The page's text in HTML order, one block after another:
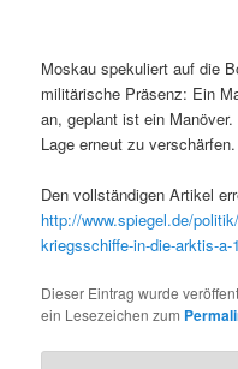
Moskau spekuliert auf die
militärische Präsenz: Ein
an, geplant ist ein
Lage erneut zu verschärfen.
Den vollständigen Artikel
http://www.spiegel.de/
kriegsschiffe-in-die-arktis-a-
Dieser Eintrag wurde
ein Lesezeichen zum